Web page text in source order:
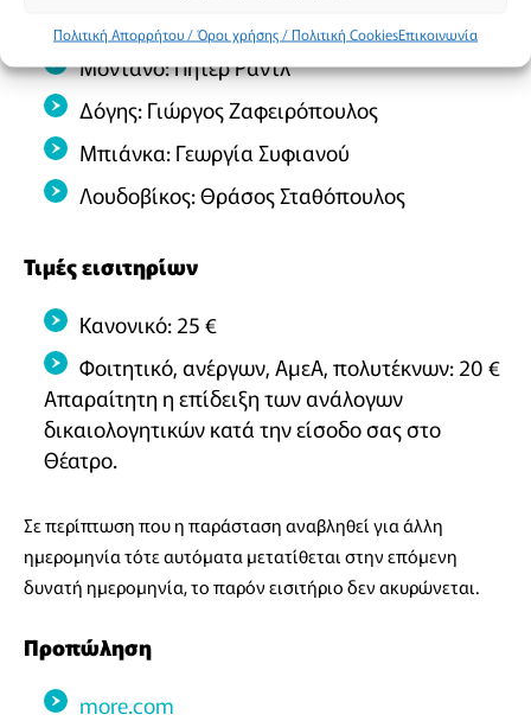
Πολιτική Απορρήτου / Όροι χρήσης / Πολιτική CookiesΕπικοινωνία
Ροδρίγος: Άρης Νινίκας
Μοντάνο: Πήτερ Ραντλ
Δόγης: Γιώργος Ζαφειρόπουλος
Μπιάνκα: Γεωργία Συφιανού
Λουδοβίκος: Θράσος Σταθόπουλος
Τιμές εισιτηρίων
Κανονικό: 25 €
Φοιτητικό, ανέργων, ΑμεΑ, πολυτέκνων: 20 €
Απαραίτητη η επίδειξη των ανάλογων
δικαιολογητικών κατά την είσοδο σας στο
Θέατρο.
Σε περίπτωση που η παράσταση αναβληθεί για άλλη
ημερομηνία τότε αυτόματα μετατίθεται στην επόμενη
δυνατή ημερομηνία, το παρόν εισιτήριο δεν ακυρώνεται.
Προπώληση
more.com